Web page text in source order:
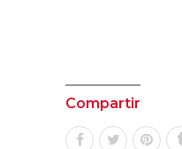
Compartir